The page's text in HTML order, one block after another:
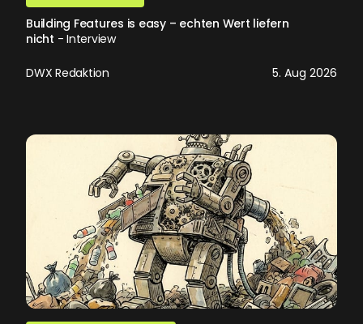
Building Features is easy – echten Wert liefern
nicht - Interview
DWX Redaktion 5. Aug 2026